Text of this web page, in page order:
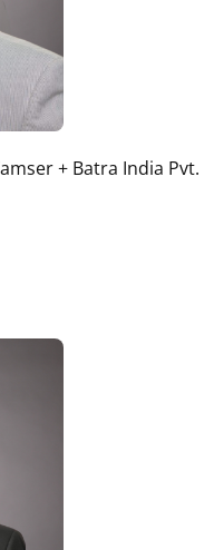
+ Batra India Pvt.